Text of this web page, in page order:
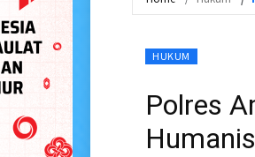
HUKUM
Polres
Humanis